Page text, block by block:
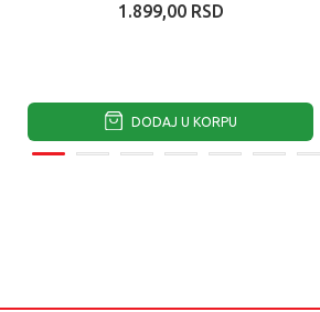
1.899,00 RSD
DODAJ U KORPU